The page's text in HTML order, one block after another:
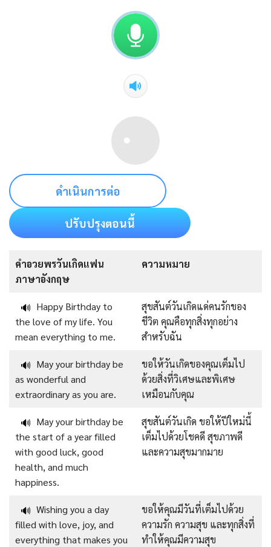
ดำเนินการต่อ
ปรับปรุงตอนนี้
คําอวยพรวันเกิดแฟน
ภาษาอังกฤษ
ความหมาย
🔊 Happy Birthday to
the love of my life. You
mean everything to me.
สุขสันต์วันเกิดแด่คนรักของ
ชีวิต คุณคือทุกสิ่งทุกอย่าง
สำหรับฉัน
🔊 May your birthday be
as wonderful and
extraordinary as you are.
ขอให้วันเกิดของคุณเต็มไป
ด้วยสิ่งที่วิเศษและพิเศษ
เหมือนกับคุณ
🔊 May your birthday be
the start of a year filled
with good luck, good
health, and much
happiness.
สุขสันต์วันเกิด ขอให้ปีใหม่นี้
เต็มไปด้วยโชคดี สุขภาพดี
และความสุขมากมาย
🔊 Wishing you a day
filled with love, joy, and
everything that makes you
ขอให้คุณมีวันที่เต็มไปด้วย
ความรัก ความสุข และทุกสิ่งที่
ทำให้คุณมีความสุข